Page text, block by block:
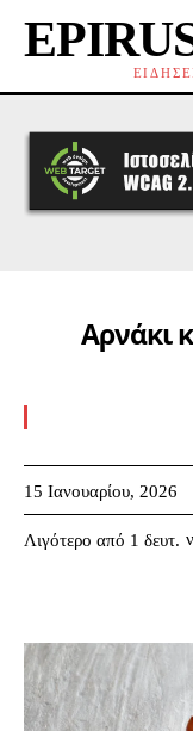
Αρνάκι
15 Ιανουαρίου, 2026
Λιγότερο από 1 δευτ.